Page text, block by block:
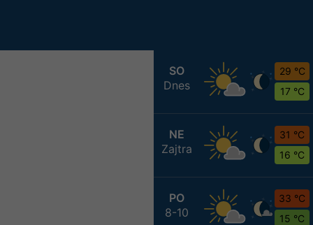
SO
Dnes
29 °C
17 °C
NE
Zajtra
31 °C
16 °C
PO
8-10
33 °C
15 °C